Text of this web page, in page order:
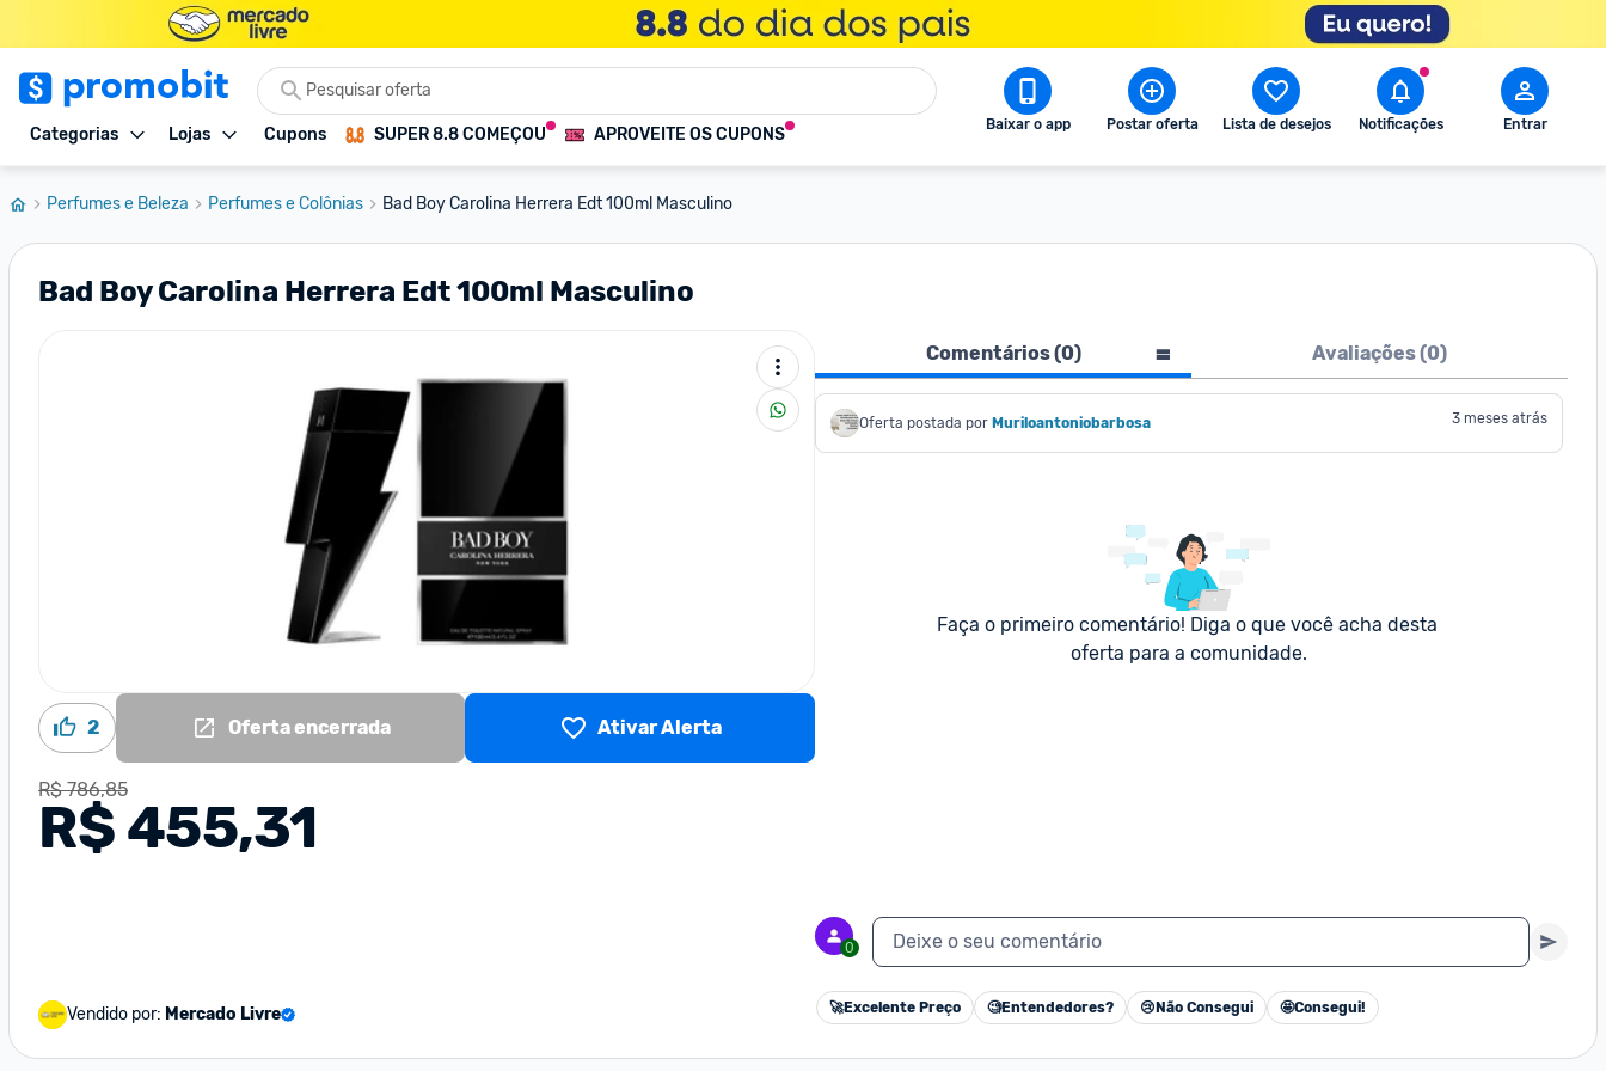
Categorias Lojas Cupons SUPER 8.8 COMEÇOU APROVEITE OS CUPONS Baixar o app Postar oferta Lista de desejos Notificações Entrar
Perfumes e Beleza Perfumes e Colônias Bad Boy Carolina Herrera Edt 100ml Masculino
Bad Boy Carolina Herrera Edt 100ml Masculino
2 Oferta encerrada Ativar Alerta
R$ 786,85
R$ 455,31
Vendido por: Mercado Livre
Comentários (0) Avaliações (0)
Oferta postada por Muriloantoniobarbosa 3 meses atrás
Faça o primeiro comentário! Diga o que você acha desta
oferta para a comunidade.
0 Deixe o seu comentário
🚀Excelente Preço 🧐Entendedores? 😢 Não Consegui 🤩Consegui!